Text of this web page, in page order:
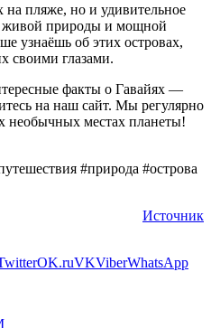
пляже, но и удивительное
живой природы и мощной
узнаёшь об этих островах,
своими глазами.
факты о Гавайях —
на наш сайт. Мы регулярно
необычных местах планеты!
#природа #острова
Источник
OK.ruVKViberWhatsApp